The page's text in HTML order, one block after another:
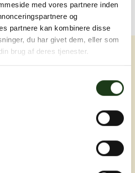
med vores partnere inden
og
partnere kan kombinere disse
du har givet dem, eller som
brug af deres tjenester.
og omsorg ved livets